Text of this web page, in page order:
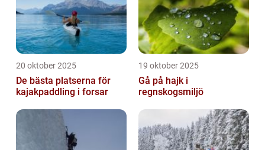
20 oktober 2025
De bästa platserna för
kajakpaddling i forsar
19 oktober 2025
Gå på hajk i
regnskogsmiljö